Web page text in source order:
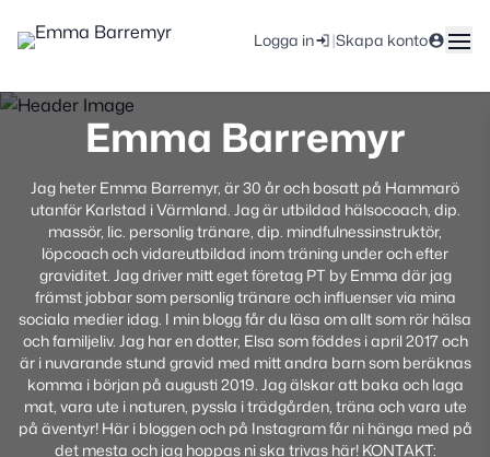
Logga in |Skapa konto
Emma Barremyr
Jag heter Emma Barremyr, är 30 år och bosatt på Hammarö
utanför Karlstad i Värmland. Jag är utbildad hälsocoach, dip.
massör, lic. personlig tränare, dip. mindfulnessinstruktör,
löpcoach och vidareutbildad inom träning under och efter
graviditet. Jag driver mitt eget företag PT by Emma där jag
främst jobbar som personlig tränare och influenser via mina
sociala medier idag. I min blogg får du läsa om allt som rör hälsa
och familjeliv. Jag har en dotter, Elsa som föddes i april 2017 och
är i nuvarande stund gravid med mitt andra barn som beräknas
komma i början på augusti 2019. Jag älskar att baka och laga
mat, vara ute i naturen, pyssla i trädgården, träna och vara ute
på äventyr! Här i bloggen och på Instagram får ni hänga med på
det mesta och jag hoppas ni ska trivas här! KONTAKT: